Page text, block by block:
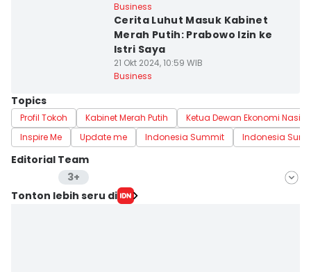
Business
Cerita Luhut Masuk Kabinet
Merah Putih: Prabowo Izin ke
Istri Saya
21 Okt 2024, 10:59 WIB
Business
Topics
Profil Tokoh Kabinet Merah Putih
Ketua Dewan Ekonomi
Inspire Me
Update me Indonesia Summit Indonesia
Editorial Team
3+
Editor
Tonton lebih seru di